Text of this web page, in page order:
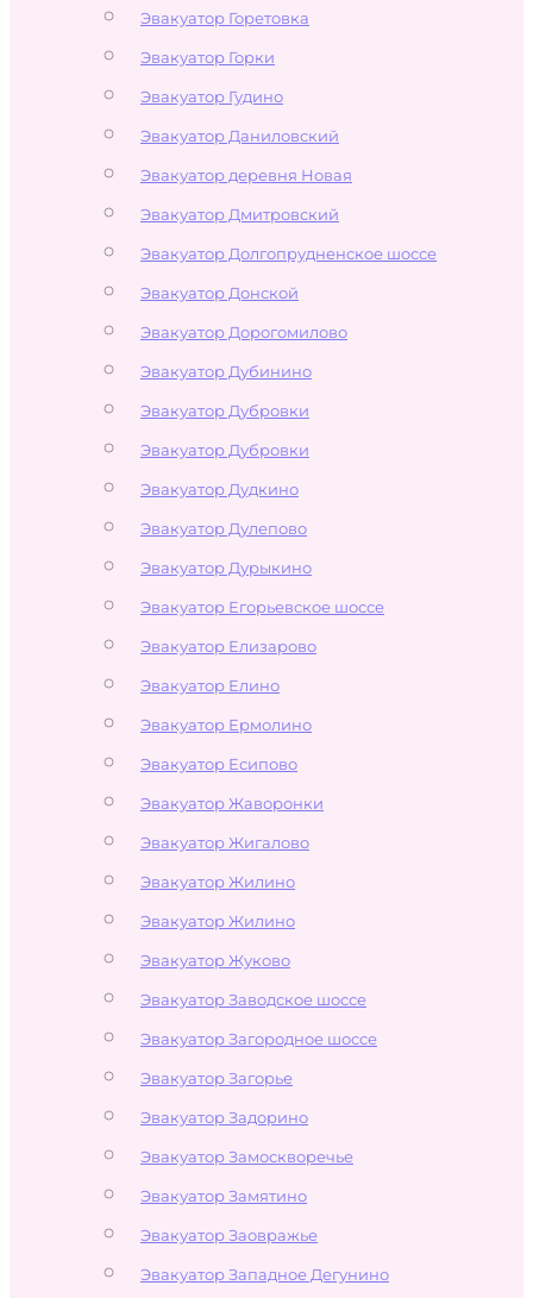
Эвакуатор Горетовка
Эвакуатор Горки
Эвакуатор Гудино
Эвакуатор Даниловский
Эвакуатор деревня Новая
Эвакуатор Дмитровский
Эвакуатор Долгопрудненское шоссе
Эвакуатор Донской
Эвакуатор Дорогомилово
Эвакуатор Дубинино
Эвакуатор Дубровки
Эвакуатор Дубровки
Эвакуатор Дудкино
Эвакуатор Дулепово
Эвакуатор Дурыкино
Эвакуатор Егорьевское шоссе
Эвакуатор Елизарово
Эвакуатор Елино
Эвакуатор Ермолино
Эвакуатор Есипово
Эвакуатор Жаворонки
Эвакуатор Жигалово
Эвакуатор Жилино
Эвакуатор Жилино
Эвакуатор Жуково
Эвакуатор Заводское шоссе
Эвакуатор Загородное шоссе
Эвакуатор Загорье
Эвакуатор Задорино
Эвакуатор Замоскворечье
Эвакуатор Замятино
Эвакуатор Заовражье
Эвакуатор Западное Дегунино